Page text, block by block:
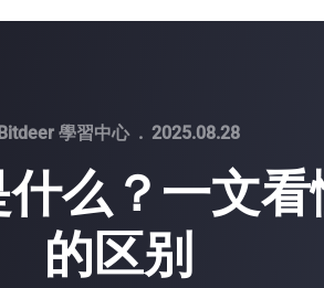
A40-欧版
≈12*2.4*2.9M
服務
資源
公告
挖礦計算
學習中心. 2025.08.28
么？一文
的区别